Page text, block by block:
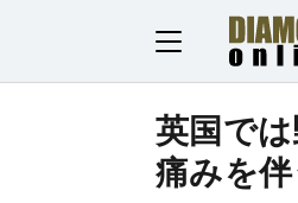
英国で
痛みを